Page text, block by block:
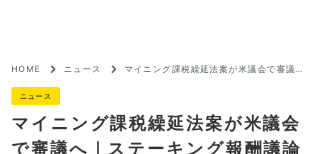
HOME ニュース
マイニング課税繰延法案が米議会で審議へ
ニュース
マイニング課税繰延法案が米議会
で審議へ｜ステーキング報酬議論